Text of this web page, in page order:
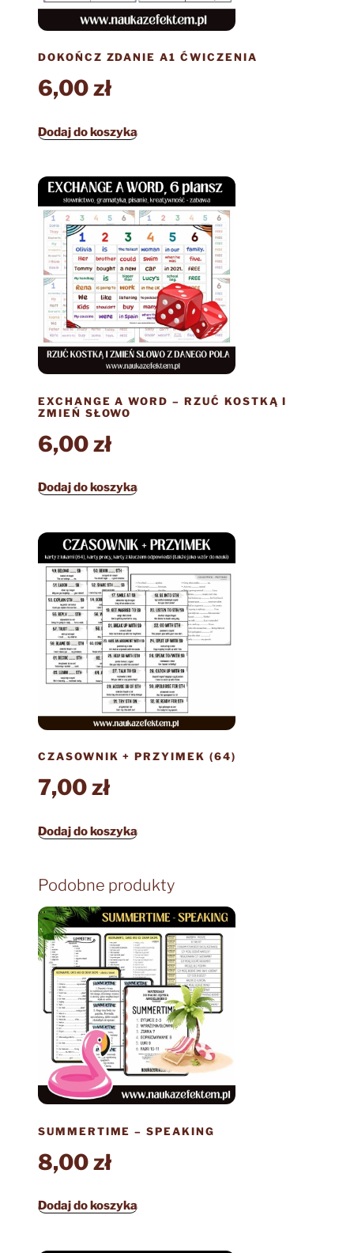
DOKOŃCZ ZDANIE A1 ĆWICZENIA
6,00zł
Dodaj do koszyka
EXCHANGE A WORD – RZUĆ KOSTKĄ I
ZMIEŃ SŁOWO
6,00zł
Dodaj do koszyka
CZASOWNIK + PRZYIMEK (64)
7,00zł
Dodaj do koszyka
Podobne produkty
SUMMERTIME – SPEAKING
8,00zł
Dodaj do koszyka